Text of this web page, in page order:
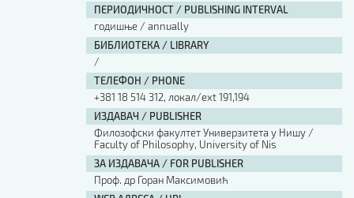
ПЕРИОДИЧНОСТ / PUBLISHING INTERVAL
годишње / annually
БИБЛИОТЕКА / LIBRARY
/
ТЕЛЕФОН / PHONE
+381 18 514 312, локал/ext 191,194
ИЗДАВАЧ / PUBLISHER
Филозофски факултет Универзитета у Нишу /
Faculty of Philosophy, University of Nis
ЗА ИЗДАВАЧА / FOR PUBLISHER
Проф. др Горан Максимовић